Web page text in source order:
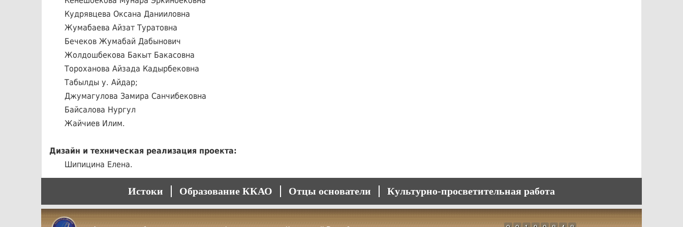
Кудрявцева Оксана Данииловна
Жумабаева Айзат Туратовна
Бечеков Жумабай Дабынович
Жолдошбекова Бакыт Бакасовна
Тороханова Айзада Кадырбековна
Табылды у. Айдар;
Джумагулова Замира Санчибековна
Байсалова Нургул
Жайчиев Илим.
Дизайн и техническая реализация проекта:
Шипицина Елена.
Истоки Образование ККАО Отцы основатели Культурно-просветительная работа